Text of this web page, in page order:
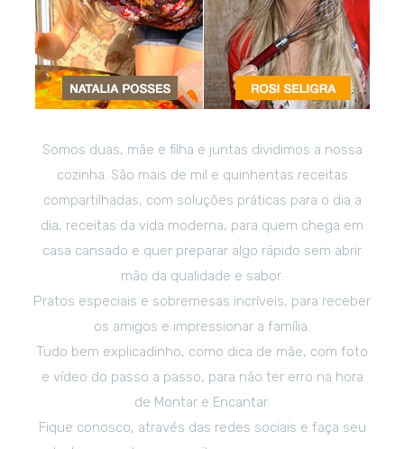
Somos duas, mãe e filha e juntas dividimos a nossa
cozinha. São mais de mil e quinhentas receitas
compartilhadas, com soluções práticas para o dia a
dia, receitas da vida moderna, para quem chega em
casa cansado e quer preparar algo rápido sem abrir
mão da qualidade e sabor.
Pratos especiais e sobremesas incríveis, para receber
os amigos e impressionar a família.
Tudo bem explicadinho, como dica de mãe, com foto
e vídeo do passo a passo, para não ter erro na hora
de Montar e Encantar.
Fique conosco, através das redes sociais e faça seu